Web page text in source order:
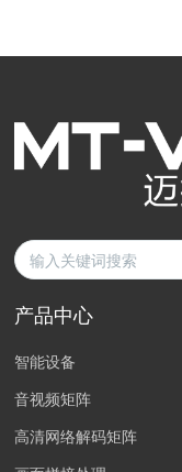
产品中心
智能设备
音视频矩阵
高清网络解码矩阵